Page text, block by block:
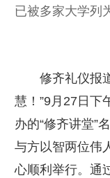
已被多家大学列
修齐礼仪报
慧！”9月27日下
办的“修齐讲堂”
与方以智两位伟
心顺利举行。通